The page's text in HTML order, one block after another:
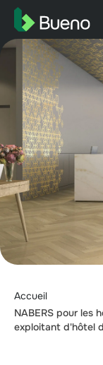
Accueil
NABERS pour les
exploitant d'hôtel